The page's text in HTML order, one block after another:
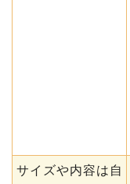
サイズや内容は自